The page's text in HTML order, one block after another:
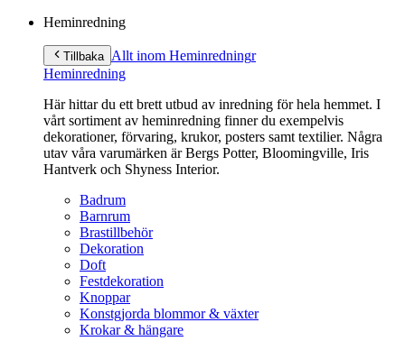
Heminredning
Tillbaka Allt inom Heminredningr
Heminredning
Här hittar du ett brett utbud av inredning för hela hemmet. I
vårt sortiment av heminredning finner du exempelvis
dekorationer, förvaring, krukor, posters samt textilier. Några
utav våra varumärken är Bergs Potter, Bloomingville, Iris
Hantverk och Shyness Interior.
Badrum
Barnrum
Brastillbehör
Dekoration
Doft
Festdekoration
Knoppar
Konstgjorda blommor & växter
Krokar & hängare